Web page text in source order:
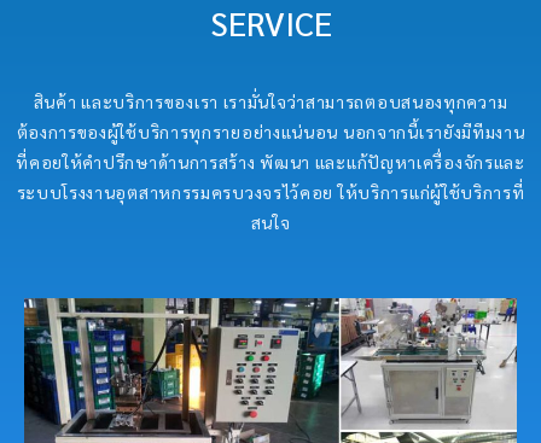
SERVICE
สินค้า และบริการของเรา เรามั่นใจว่าสามารถตอบสนองทุกความ
ต้องการของผู้ใช้บริการทุกรายอย่างแน่นอน นอกจากนี้เรายังมีทีมงาน
ที่คอยให้คำปรึกษาด้านการสร้าง พัฒนา และแก้ปัญหาเครื่องจักรและ
ระบบโรงงานอุตสาหกรรมครบวงจรไว้คอย ให้บริการแก่ผู้ใช้บริการที่
สนใจ